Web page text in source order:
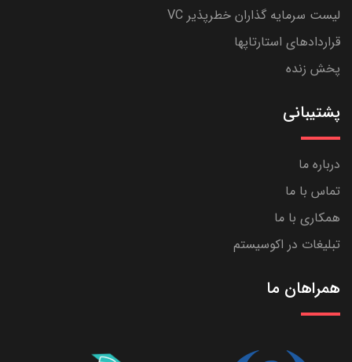
لیست سرمایه گذاران خطرپذیر VC
قراردادهای استارتاپها
پخش زنده
پشتیبانی
درباره ما
تماس با ما
همکاری با ما
تبلیغات در اکوسیستم
همراهان ما